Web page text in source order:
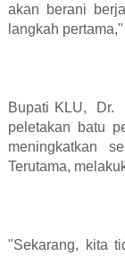
akan berani
langkah
Bupati KLU, Dr.
peletakan batu
meningkatkan
Terutama,
"Sekarang, kita